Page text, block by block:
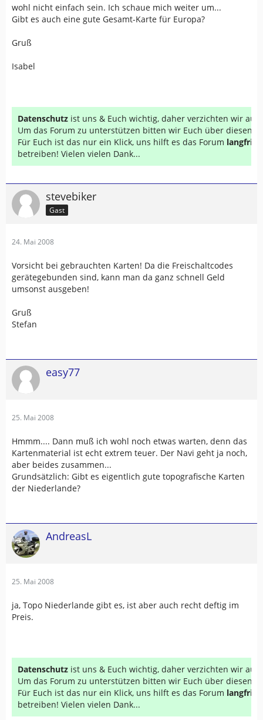
wohl nicht einfach sein. Ich schaue mich weiter um...
Gibt es auch eine gute Gesamt-Karte für Europa?
Gruß
Isabel
Datenschutz ist uns & Euch wichtig, daher verzichten wir auf
Um das Forum zu unterstützen bitten wir Euch über diesen
Für Euch ist das nur ein Klick, uns hilft es das Forum
betreiben! Vielen vielen Dank...
stevebiker
Gast
24. Mai 2008
Vorsicht bei gebrauchten Karten! Da die Freischaltcodes
gerätegebunden sind, kann man da ganz schnell Geld
umsonst ausgeben!
Gruß
Stefan
easy77
25. Mai 2008
Hmmm.... Dann muß ich wohl noch etwas warten, denn das
Kartenmaterial ist echt extrem teuer. Der Navi geht ja noch,
aber beides zusammen...
Grundsätzlich: Gibt es eigentlich gute topografische Karten
der Niederlande?
AndreasL
25. Mai 2008
ja, Topo Niederlande gibt es, ist aber auch recht deftig im
Preis.
Datenschutz ist uns & Euch wichtig, daher verzichten wir auf
Um das Forum zu unterstützen bitten wir Euch über diesen
Für Euch ist das nur ein Klick, uns hilft es das Forum
betreiben! Vielen vielen Dank...